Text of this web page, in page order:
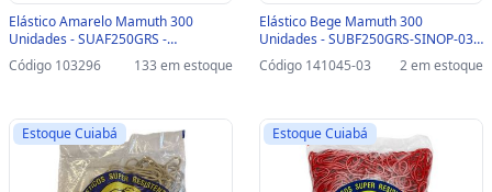
Elástico Amarelo Mamuth 300
Unidades - SUAF250GRS -
SUAF250GRS
Código 103296 133 em estoque
Elástico Bege Mamuth 300
Unidades - SUBF250GRS-SINOP-03 -
SUBF250GRS
Código 141045-03 2 em estoque
Estoque Cuiabá Estoque Cuiabá